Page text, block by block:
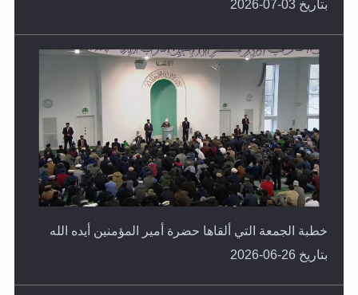
بتاريخ 03-07-2026
خطبة الجمعة التي ألقاها حضرة أمير المؤمنين أيده الله
بتاريخ 26-06-2026